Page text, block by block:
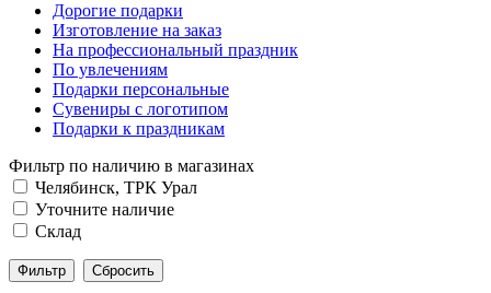
Дорогие подарки
Изготовление на заказ
На профессиональный праздник
По увлечениям
Подарки персональные
Сувениры с логотипом
Подарки к праздникам
Фильтр по наличию в магазинах
Челябинск, ТРК Урал
Уточните наличие
Склад